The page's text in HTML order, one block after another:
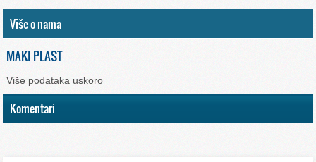
Više o nama
MAKI PLAST
Više podataka uskoro
Komentari